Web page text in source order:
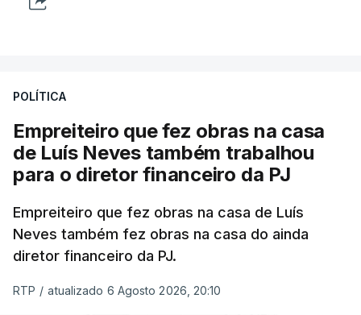
POLÍTICA
Empreiteiro que fez obras na casa
de Luís Neves também trabalhou
para o diretor financeiro da PJ
Empreiteiro que fez obras na casa de Luís
Neves também fez obras na casa do ainda
diretor financeiro da PJ.
RTP / atualizado 6 Agosto 2026, 20:10